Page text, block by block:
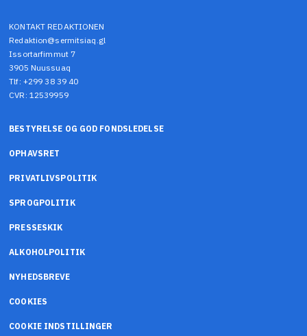
KONTAKT REDAKTIONEN
Redaktion@sermitsiaq.gl
Issortarfimmut 7
3905 Nuussuaq
Tlf: +299 38 39 40
CVR: 12539959
BESTYRELSE OG GOD FONDSLEDELSE
OPHAVSRET
PRIVATLIVSPOLITIK
SPROGPOLITIK
PRESSESKIK
ALKOHOLPOLITIK
NYHEDSBREVE
COOKIES
COOKIE INDSTILLINGER